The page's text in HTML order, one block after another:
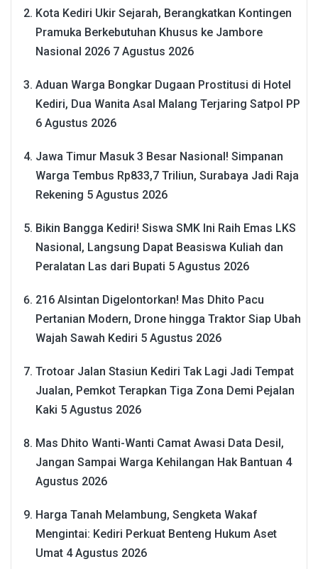
Kota Kediri Ukir Sejarah, Berangkatkan Kontingen
Pramuka Berkebutuhan Khusus ke Jambore
Nasional 2026 7 Agustus 2026
Aduan Warga Bongkar Dugaan Prostitusi di Hotel
Kediri, Dua Wanita Asal Malang Terjaring Satpol PP
6 Agustus 2026
Jawa Timur Masuk 3 Besar Nasional! Simpanan
Warga Tembus Rp833,7 Triliun, Surabaya Jadi Raja
Rekening 5 Agustus 2026
Bikin Bangga Kediri! Siswa SMK Ini Raih Emas LKS
Nasional, Langsung Dapat Beasiswa Kuliah dan
Peralatan Las dari Bupati 5 Agustus 2026
216 Alsintan Digelontorkan! Mas Dhito Pacu
Pertanian Modern, Drone hingga Traktor Siap Ubah
Wajah Sawah Kediri 5 Agustus 2026
Trotoar Jalan Stasiun Kediri Tak Lagi Jadi Tempat
Jualan, Pemkot Terapkan Tiga Zona Demi Pejalan
Kaki 5 Agustus 2026
Mas Dhito Wanti-Wanti Camat Awasi Data Desil,
Jangan Sampai Warga Kehilangan Hak Bantuan 4
Agustus 2026
Harga Tanah Melambung, Sengketa Wakaf
Mengintai: Kediri Perkuat Benteng Hukum Aset
Umat 4 Agustus 2026